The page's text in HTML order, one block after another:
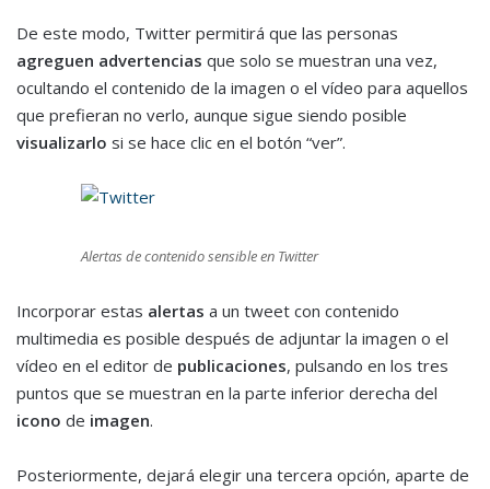
De este modo, Twitter permitirá que las personas
agreguen advertencias que solo se muestran una vez,
ocultando el contenido de la imagen o el vídeo para aquellos
que prefieran no verlo, aunque sigue siendo posible
visualizarlo si se hace clic en el botón “ver”.
Alertas de contenido sensible en Twitter
Incorporar estas alertas a un tweet con contenido
multimedia es posible después de adjuntar la imagen o el
vídeo en el editor de publicaciones, pulsando en los tres
puntos que se muestran en la parte inferior derecha del
icono de imagen.
Posteriormente, dejará elegir una tercera opción, aparte de